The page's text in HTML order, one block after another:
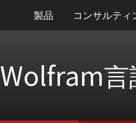
製品 コンサルティ
Wolfram言